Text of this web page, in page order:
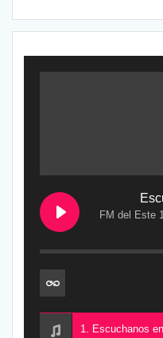
FM del Este